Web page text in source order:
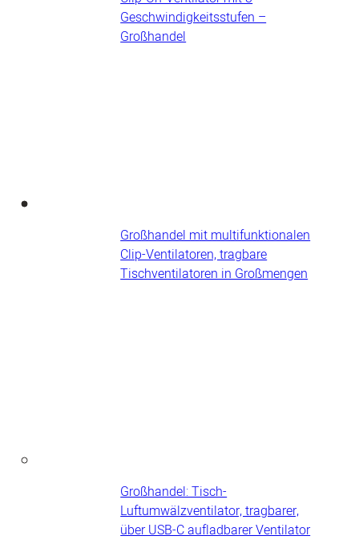
Geschwindigkeitsstufen –
Großhandel
Großhandel mit multifunktionalen
Clip-Ventilatoren, tragbare
Tischventilatoren in Großmengen
Großhandel: Tisch-
Luftumwälzventilator, tragbarer,
über USB-C aufladbarer Ventilator